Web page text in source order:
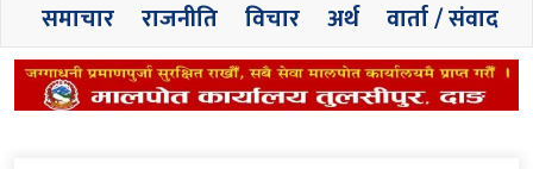
समाचार राजनीति विचार अर्थ वार्ता / संवाद